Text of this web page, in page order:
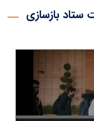
ستاد بازسازی